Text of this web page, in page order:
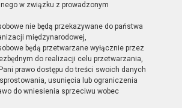
w związku z prowadzonym
nie będą przekazywane do państwa
międzynarodowej,
będą przetwarzane wyłącznie przez
do realizacji celu przetwarzania,
prawo dostępu do treści swoich danych
usunięcia lub ograniczenia
do wniesienia sprzeciwu wobec